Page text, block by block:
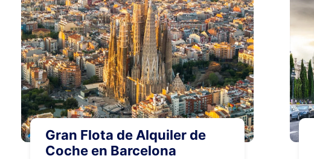
Gran Flota de Alquiler de
Coche en Barcelona